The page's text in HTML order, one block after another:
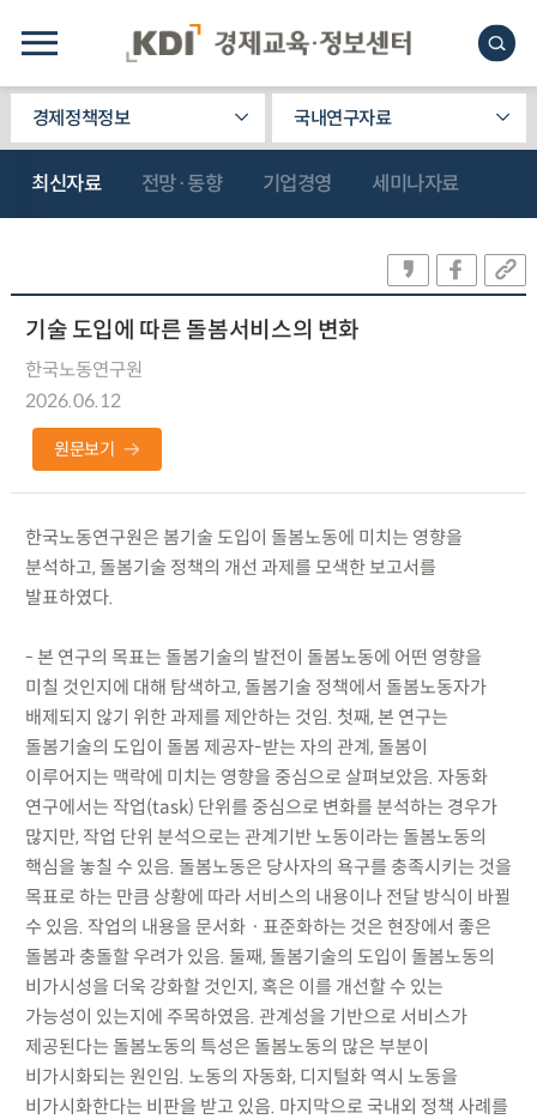
경제정책정보 국내연구자료
최신자료 전망·동향 기업경영 세미나자료
기술 도입에 따른 돌봄서비스의 변화
한국노동연구원
2026.06.12
원문보기
한국노동연구원은 봄기술 도입이 돌봄노동에 미치는 영향을
분석하고, 돌봄기술 정책의 개선 과제를 모색한 보고서를
발표하였다.
- 본 연구의 목표는 돌봄기술의 발전이 돌봄노동에 어떤 영향을
미칠 것인지에 대해 탐색하고, 돌봄기술 정책에서 돌봄노동자가
배제되지 않기 위한 과제를 제안하는 것임. 첫째, 본 연구는
돌봄기술의 도입이 돌봄 제공자-받는 자의 관계, 돌봄이
이루어지는 맥락에 미치는 영향을 중심으로 살펴보았음. 자동화
연구에서는 작업(task) 단위를 중심으로 변화를 분석하는 경우가
많지만, 작업 단위 분석으로는 관계기반 노동이라는 돌봄노동의
핵심을 놓칠 수 있음. 돌봄노동은 당사자의 욕구를 충족시키는 것을
목표로 하는 만큼 상황에 따라 서비스의 내용이나 전달 방식이 바뀔
수 있음. 작업의 내용을 문서화ㆍ표준화하는 것은 현장에서 좋은
돌봄과 충돌할 우려가 있음. 둘째, 돌봄기술의 도입이 돌봄노동의
비가시성을 더욱 강화할 것인지, 혹은 이를 개선할 수 있는
가능성이 있는지에 주목하였음. 관계성을 기반으로 서비스가
제공된다는 돌봄노동의 특성은 돌봄노동의 많은 부분이
비가시화되는 원인임. 노동의 자동화, 디지털화 역시 노동을
비가시화한다는 비판을 받고 있음. 마지막으로 국내외 정책 사례를